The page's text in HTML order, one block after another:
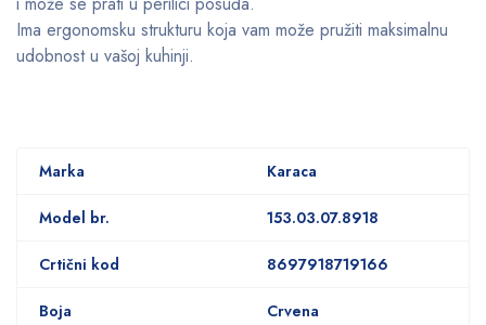
Ima ergonomsku strukturu koja vam može pružiti maksimalnu
udobnost u vašoj kuhinji.
Marka Karaca
Model br. 153.03.07.8918
Crtični kod 8697918719166
Boja Crvena